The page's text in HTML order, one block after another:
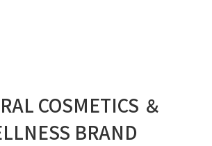
COSMETICS ＆
BRAND